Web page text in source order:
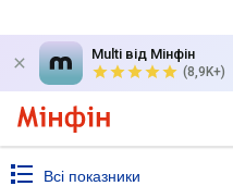
Multi від Мінфін
(8,9K+)
Всі показники